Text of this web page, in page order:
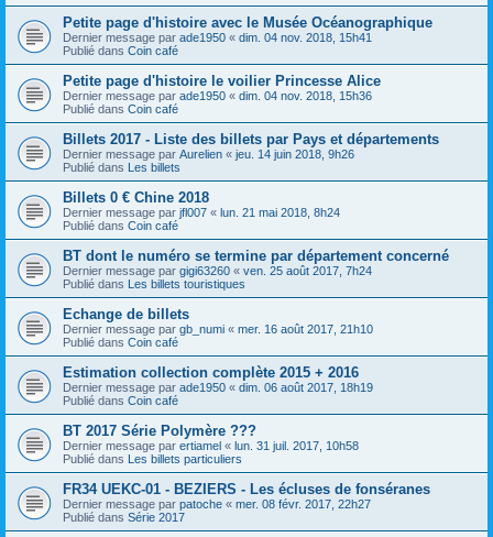
Petite page d'histoire avec le Musée Océanographique
Dernier message par ade1950 « dim. 04 nov. 2018, 15h41
Publié dans Coin café
Petite page d'histoire le voilier Princesse Alice
Dernier message par ade1950 « dim. 04 nov. 2018, 15h36
Publié dans Coin café
Billets 2017 - Liste des billets par Pays et départements
Dernier message par Aurelien « jeu. 14 juin 2018, 9h26
Publié dans Les billets
Billets 0 € Chine 2018
Dernier message par jfl007 « lun. 21 mai 2018, 8h24
Publié dans Coin café
BT dont le numéro se termine par département concerné
Dernier message par gigi63260 « ven. 25 août 2017, 7h24
Publié dans Les billets touristiques
Echange de billets
Dernier message par gb_numi « mer. 16 août 2017, 21h10
Publié dans Coin café
Estimation collection complète 2015 + 2016
Dernier message par ade1950 « dim. 06 août 2017, 18h19
Publié dans Coin café
BT 2017 Série Polymère ???
Dernier message par ertiamel « lun. 31 juil. 2017, 10h58
Publié dans Les billets particuliers
FR34 UEKC-01 - BEZIERS - Les écluses de fonséranes
Dernier message par patoche « mer. 08 févr. 2017, 22h27
Publié dans Série 2017